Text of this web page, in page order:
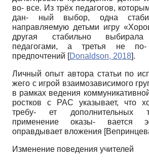
во- все. Из трёх педагогов,
дан- ный выбор, одна
направляемую детьми игру
другая стабильно выбирала
педагогами, а третья не
предпочтений [Donaldson, 2018].
Личный опыт автора статьи по
жего с игрой взаимозависимого
в рамках ведения
ростков с РАС указывает, что
требу- ет дополнительных
применение оказы- вается
оправдывает вложения [
Изменение поведения учителей